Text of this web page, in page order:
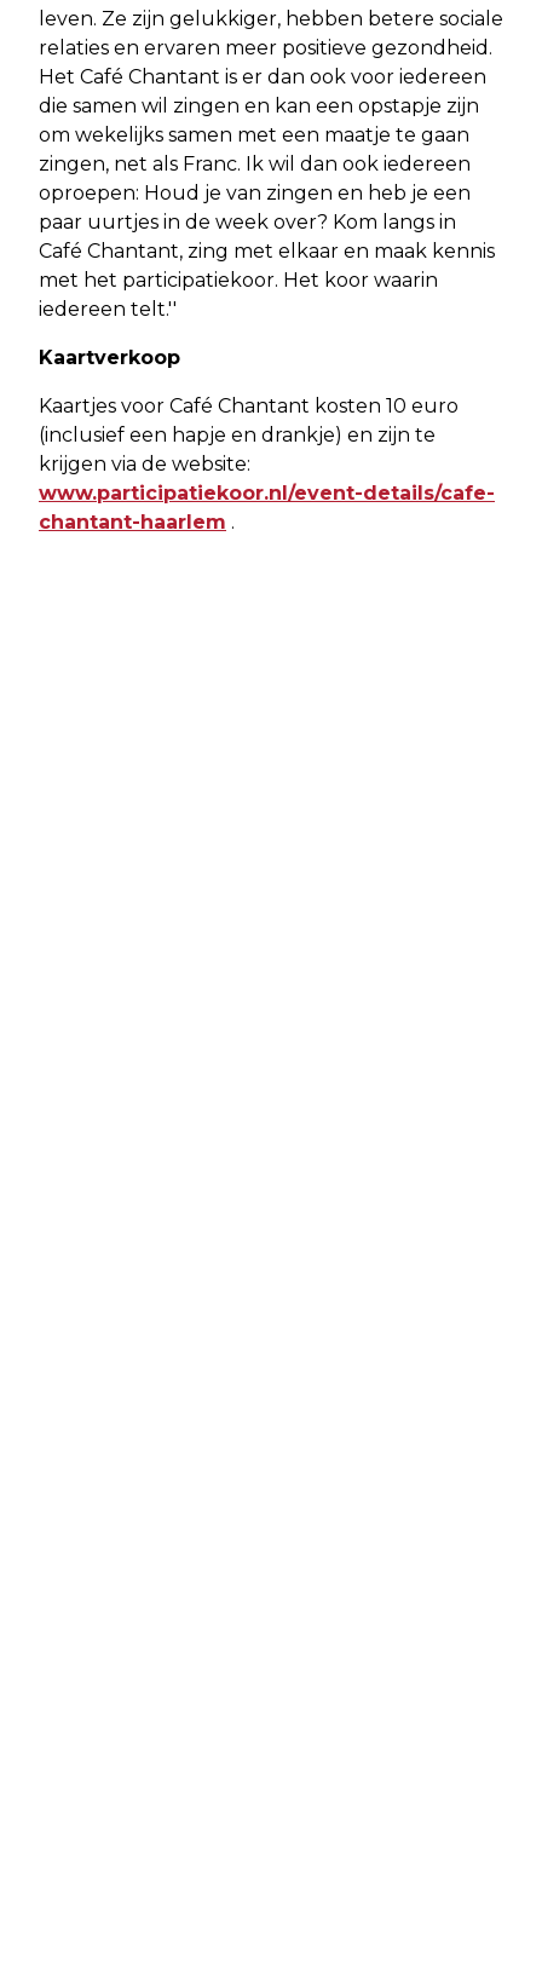
leven. Ze zijn gelukkiger, hebben betere sociale
relaties en ervaren meer positieve gezondheid.
Het Café Chantant is er dan ook voor iedereen
die samen wil zingen en kan een opstapje zijn
om wekelijks samen met een maatje te gaan
zingen, net als Franc. Ik wil dan ook iedereen
oproepen: Houd je van zingen en heb je een
paar uurtjes in de week over? Kom langs in
Café Chantant, zing met elkaar en maak kennis
met het participatiekoor. Het koor waarin
iedereen telt.''
Kaartverkoop
Kaartjes voor Café Chantant kosten 10 euro
(inclusief een hapje en drankje) en zijn te
krijgen via de website:
www.participatiekoor.nl/event-details/cafe-
chantant-haarlem .